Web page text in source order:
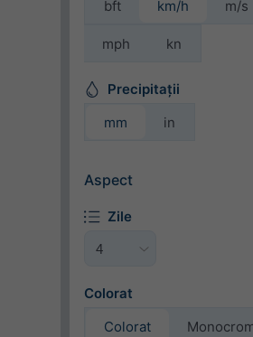
bft
km/h m/s
mph kn
Precipitații
mm
in
Aspect
Zile
Colorat
Colorat